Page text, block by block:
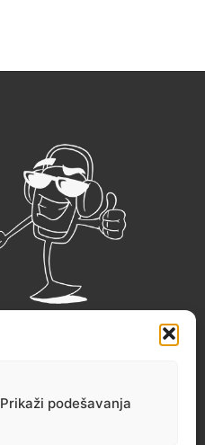
Prikaži podešavanja